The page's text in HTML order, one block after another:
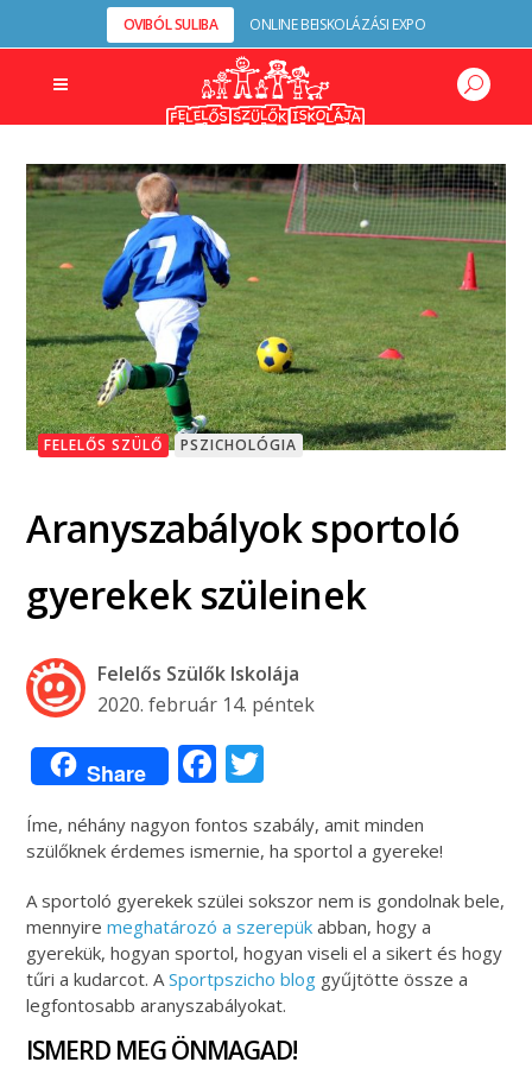
OVIBÓL SULIBA ONLINE BEISKOLÁZÁSI EXPO
FELELŐS SZÜLŐ PSZICHOLÓGIA
Aranyszabályok sportoló
gyerekek szüleinek
Felelős Szülők Iskolája
2020. február 14. péntek
Share Facebook
Íme, néhány nagyon fontos szabály, amit minden
szülőknek érdemes ismernie, ha sportol a gyereke!
A sportoló gyerekek szülei sokszor nem is gondolnak bele,
mennyiremeghatározó a szerepük abban, hogy a
gyerekük, hogyan sportol, hogyan viseli el a sikert és hogy
tűri a kudarcot. ASportpszicho blog gyűjtötte össze a
legfontosabb aranyszabályokat.
ISMERD MEG ÖNMAGAD!